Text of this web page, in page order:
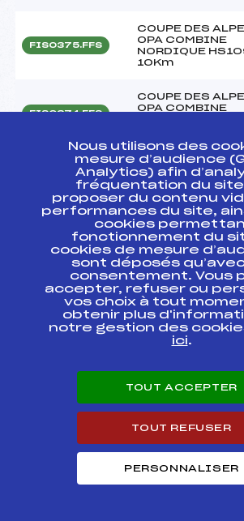
FIS0375.FFS
COUPE DES
OPA COMBINE
NORDIQUE
10Km
FIS0374.FFS
COUPE DES
OPA COMBINE
FIS0342.FFS
COUPE DU
COMBINE
NORDIQUE
5Km
FIS0340
COUPE DU
COMBINE
NORDIQUE
HS98-4X5Km
FIS0337.FFS
COUPE DU
COMBINE
NORDIQUE
10Km
NORDIQUE
5Km
Résultats Nordique 2021
Course
Nous utilisons des
mesure d’audience
Analytics) afin
fréquentation du
proposer du contenu
performances du site,
cookies
fonctionnement du
cookies de mesure
sont déposés
consentement. Vous
accepter, refuser ou
vos choix à tout
obtenir plus
notre gestion des
ici.
TOUT ACCEPTER
TOUT REFUSER
PERSONNALISER